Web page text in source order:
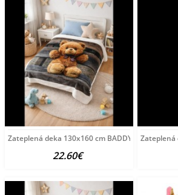
Zateplená deka 130x160 cm BADDY IV. 130 x
22.60€
Zateplená